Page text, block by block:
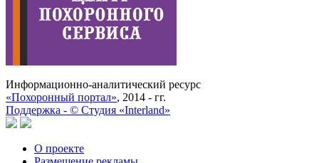
Информационно-аналитический ресурс
«Похоронный портал», 2014 - гг.
Поддержка - © Cтудия «Interland»
О проекте